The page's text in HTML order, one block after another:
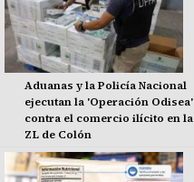
Aduanas y la Policía Nacional
ejecutan la 'Operación Odisea'
contra el comercio ilícito en la
ZL de Colón